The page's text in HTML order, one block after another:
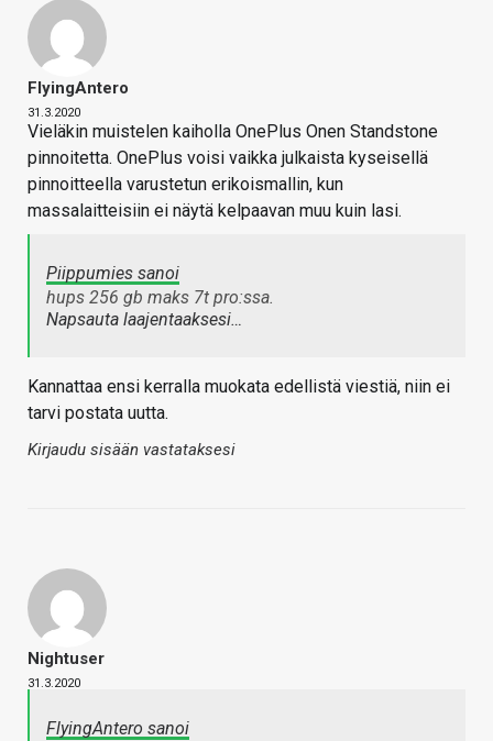
FlyingAntero
31.3.2020
Vieläkin muistelen kaiholla OnePlus Onen Standstone
pinnoitetta. OnePlus voisi vaikka julkaista kyseisellä
pinnoitteella varustetun erikoismallin, kun
massalaitteisiin ei näytä kelpaavan muu kuin lasi.
Piippumies sanoi
hups 256 gb maks 7t pro:ssa.
Napsauta laajentaaksesi…
Kannattaa ensi kerralla muokata edellistä viestiä, niin ei
tarvi postata uutta.
Kirjaudu sisään vastataksesi
Nightuser
31.3.2020
FlyingAntero sanoi